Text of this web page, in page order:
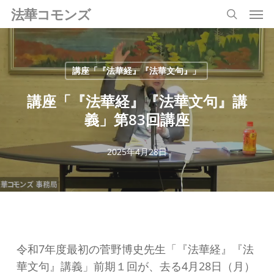
Skip
to
content
法華コモンズ
search
講座「『法華経』『法華文句』」
講座「『法華経』『法華文句』講
義」第83回講座
2025年4月28日
令和7年度最初の菅野博史先生「『法華経』『法
華文句』講義」前期１回が、去る4月28日（月）